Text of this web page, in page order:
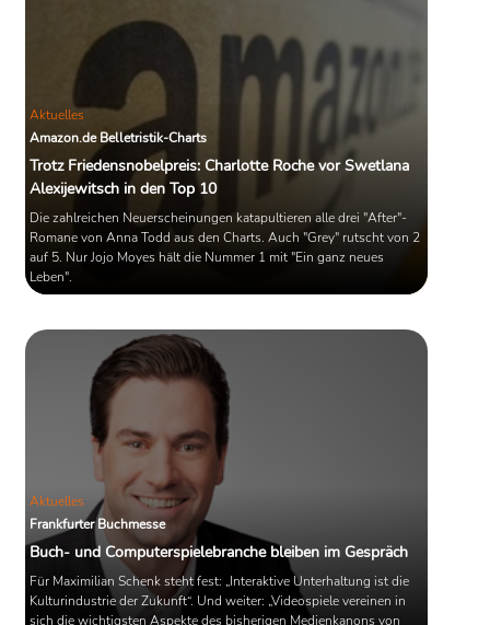
Aktuelles
Amazon.de Belletristik-Charts
Trotz Friedensnobelpreis: Charlotte Roche vor Swetlana
Alexijewitsch in den Top 10
Die zahlreichen Neuerscheinungen katapultieren alle drei "After"-
Romane von Anna Todd aus den Charts. Auch "Grey" rutscht von 2
auf 5. Nur Jojo Moyes hält die Nummer 1 mit "Ein ganz neues
Leben".
Aktuelles
Frankfurter Buchmesse
Buch- und Computerspielebranche bleiben im Gespräch
Für Maximilian Schenk steht fest: „Interaktive Unterhaltung ist die
Kulturindustrie der Zukunft“. Und weiter: „Videospiele vereinen in
sich die wichtigsten Aspekte des bisherigen Medienkanons von